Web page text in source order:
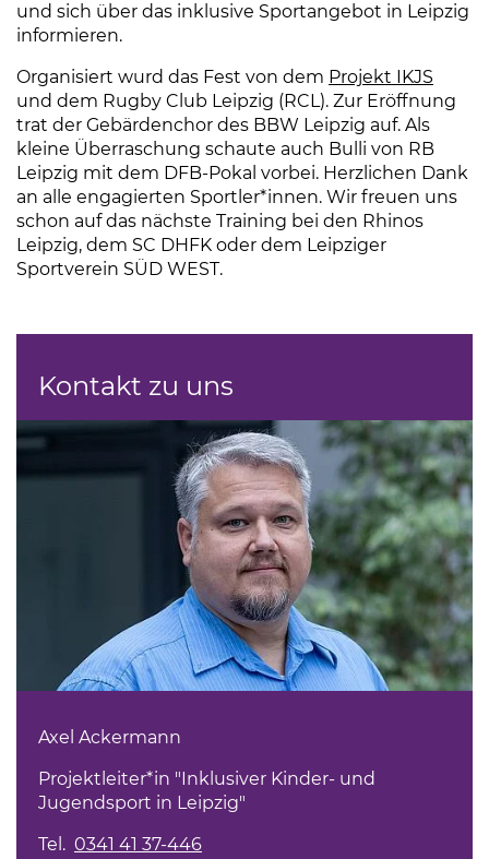
und sich über das inklusive Sportangebot in Leipzig
informieren.
Organisiert wurd das Fest von dem Projekt IKJS
und dem Rugby Club Leipzig (RCL). Zur Eröffnung
trat der Gebärdenchor des BBW Leipzig auf. Als
kleine Überraschung schaute auch Bulli von RB
Leipzig mit dem DFB-Pokal vorbei. Herzlichen Dank
an alle engagierten Sportler*innen. Wir freuen uns
schon auf das nächste Training bei den Rhinos
Leipzig, dem SC DHFK oder dem Leipziger
Sportverein SÜD WEST.
Kontakt zu uns
Axel Ackermann
Projektleiter*in "Inklusiver Kinder- und
Jugendsport in Leipzig"
Tel. 0341 41 37-446